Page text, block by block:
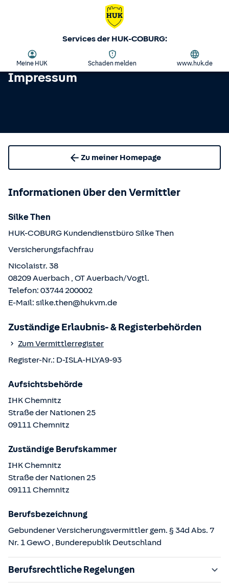
Services der HUK-COBURG:
Meine HUK Schaden melden www.huk.de
Impressum
Zu meiner Homepage
Informationen über den Vermittler
Silke Then
HUK-COBURG Kundendienstbüro Silke Then
Versicherungsfachfrau
Nicolaistr. 38
08209Auerbach , OTAuerbach/Vogtl.
Telefon: 03744 200002
E-Mail: silke.then@hukvm.de
Zuständige Erlaubnis- & Registerbehörden
Zum Vermittlerregister
Register-Nr.: D-ISLA-HLYA9-93
Aufsichtsbehörde
IHK Chemnitz
Straße der Nationen 25
09111Chemnitz
Zuständige Berufskammer
IHK Chemnitz
Straße der Nationen 25
09111Chemnitz
Berufsbezeichnung
Gebundener Versicherungsvermittler gem. § 34d Abs. 7
Nr. 1 GewO , Bunderepublik Deutschland
Berufsrechtliche Regelungen